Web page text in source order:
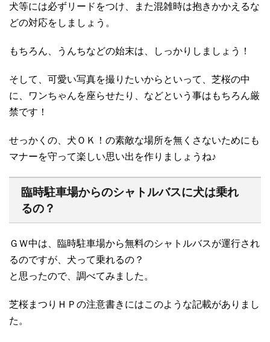
犬等には必ずリードをつけ、また混雑時は抱きかかえるな
どの対応をしましょう。
もちろん、うんちなどの始末は、しっかりしましょう！
そして、可愛い写真を撮りたいからといって、芝桜の中
に、ワンちゃんを座らせたり、などという事はもちろん厳
禁です！
せっかくの、犬ＯＫ！の素敵な場所を無くさないためにも
マナーを守って楽しい思い出を作りましょうね♪
臨時駐車場からのシャトルバスに犬は乗れ
るの？
ＧＷ中は、臨時駐車場から無料のシャトルバスが運行され
るのですが、犬って乗れるの？
と思ったので、調べてみました。
芝桜まつりＨＰの注意書きにはこのような記載がありまし
た。